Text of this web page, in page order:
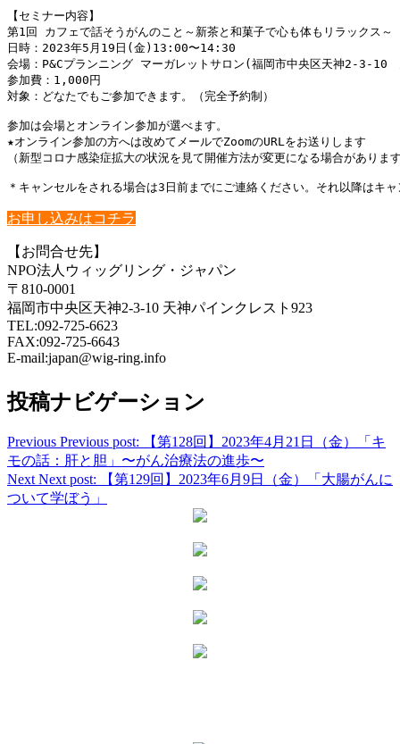
【セミナー内容】
第1回 カフェで話そうがんのこと～新茶と和菓子で心も体もリラックス～
日時：2023年5月19日(金)13:00〜14:30
会場：P&Cプランニング マーガレットサロン(福岡市中央区天神2-3-10
参加費：1,000円
対象：どなたでもご参加できます。（完全予約制）
参加は会場とオンライン参加が選べます。
★オンライン参加の方へは改めてメールでZoomのURLをお送りします
（新型コロナ感染症拡大の状況を見て開催方法が変更になる場合がありま
＊キャンセルをされる場合は3日前までにご連絡ください。それ以降はキ
お申し込みはコチラ
【お問合せ先】
NPO法人ウィッグリング・ジャパン
〒810-0001
福岡市中央区天神2-3-10 天神パインクレスト923
TEL:092-725-6623
FAX:092-725-6643
E-mail:japan@wig-ring.info
投稿ナビゲーション
Previous Previous post:
【第128回】2023年4月21日（金）「キ
モの話：肝と胆」〜がん治療法の進歩〜
Next Next post:
【第129回】2023年6月9日（金）「大腸がんに
ついて学ぼう」